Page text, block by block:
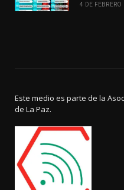
4 DE FEBRERO
Este medio es parte de la
de La Paz.